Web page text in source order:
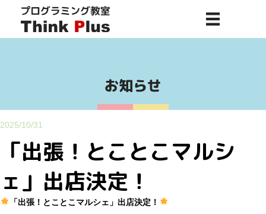
お知らせ
2025/10/31
「出張！とことこマルシ
ェ」出店決定！
「出張！とことこマルシェ」出店決定！